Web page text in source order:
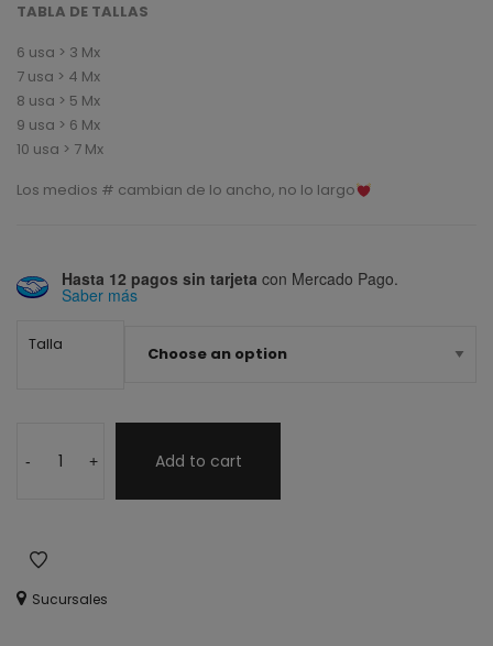
TABLA DE TALLAS
6 usa > 3 Mx
7 usa > 4 Mx
8 usa > 5 Mx
9 usa > 6 Mx
10 usa > 7 Mx
Los medios # cambian de lo ancho, no lo largo
Hasta 12 pagos sin tarjeta con Mercado Pago.
Saber más
Talla
- + Add to cart
Sucursales